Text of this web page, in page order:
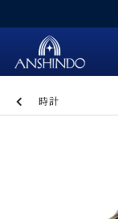
時計